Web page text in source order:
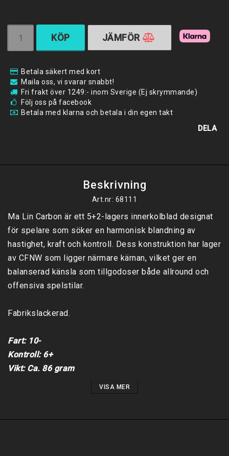
KÖP JÄMFÖR
Betala säkert med kort
Maila oss, vi svarar snabbt!
Fri frakt över 1249:- inom Sverige (Ej skrymmande)
Följ oss på facebook
Betala med klarna och betala i din egen takt
DELA
Beskrivning
Art.nr: 68111
Ma Lin Carbon är ett 5+2-lagers innerkolblad designat
för spelare som söker en harmonisk blandning av
hastighet, kraft och kontroll. Dess konstruktion har lager
av CFNW som ligger närmare kärnan, vilket ger en
balanserad känsla som tillgodoser både allround och
offensiva spelstilar.
Fabrikslackerad.
Fart: 10-
Kontroll: 6+
Vikt: Ca. 86 gram
VISA MER